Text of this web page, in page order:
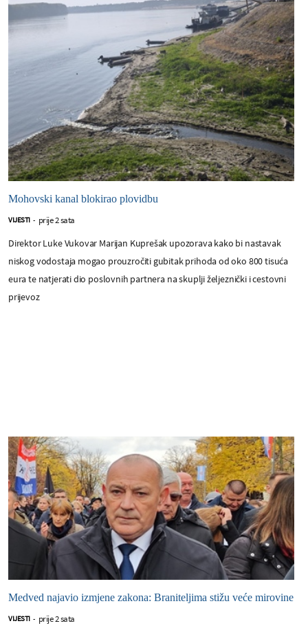
Mohovski kanal blokirao plovidbu
VIJESTI - prije 2 sata
Direktor Luke Vukovar Marijan Kuprešak upozorava kako bi nastavak
niskog vodostaja mogao prouzročiti gubitak prihoda od oko 800 tisuća
eura te natjerati dio poslovnih partnera na skuplji željeznički i cestovni
prijevoz
Medved najavio izmjene zakona: Braniteljima stižu veće mirovine
VIJESTI - prije 2 sata